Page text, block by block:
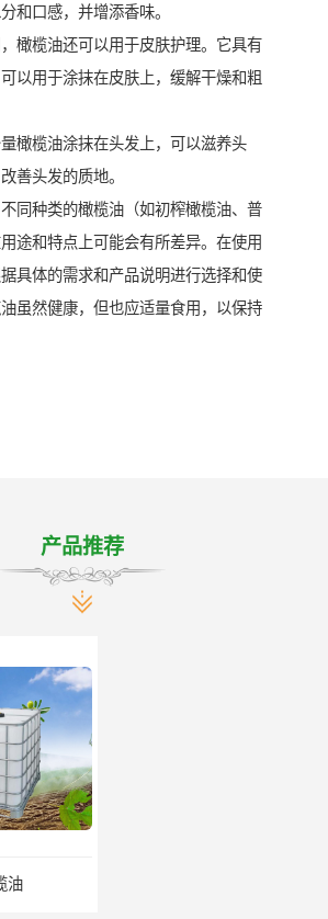
和口感，并增添香味。
橄榄油还可以用于皮肤护理。它具有
以用于涂抹在皮肤上，缓解干燥和粗
橄榄油涂抹在头发上，可以滋养头
善头发的质地。
同种类的橄榄油（如初榨橄榄油、普
途和特点上可能会有所差异。在使用
具体的需求和产品说明进行选择和使
虽然健康，但也应适量食用，以保持
产品推荐